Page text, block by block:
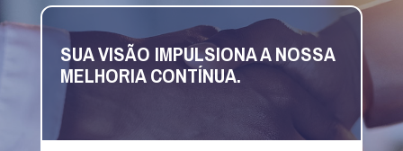
SUA VISÃO IMPULSIONA A NOSSA
MELHORIA CONTÍNUA.